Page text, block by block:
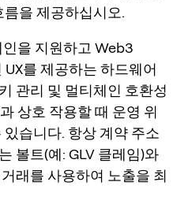
을 제공하십시오.
을 지원하고 Web3
를 제공하는 하드웨어
관리 및 멀티체인 호환성
상호 작용할 때 운영 위
습니다. 항상 계약 주소
볼트(예: GLV 클레임)와
래를 사용하여 노출을 최